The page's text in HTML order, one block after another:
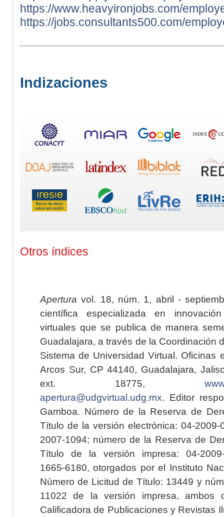
https://www.heavyironjobs.com/
https://jobs.consultants500.com/
Indizaciones
Otros índices
Apertura vol. 18, núm. 1, abril -
científica especializada en
virtuales que se publica de manera
Guadalajara, a través de la Coordinación
Sistema de Universidad Virtual. Oficinas
Arcos Sur, CP 44140, Guadalajara,
ext. 18775,
apertura@udgvirtual.udg.mx. Editor
Gamboa. Número de la Reserva de
Título de la versión electrónica: 04-2009-
2007-1094; número de la Reserva de
Título de la versión impresa: 04-2009-
1665-6180, otorgados por el Instituto
Número de Licitud de Título: 13449 y
11022 de la versión impresa, ambos
Calificadora de Publicaciones y Revistas